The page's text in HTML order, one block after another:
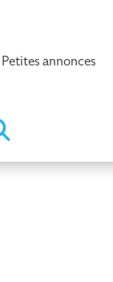
Petites annonces